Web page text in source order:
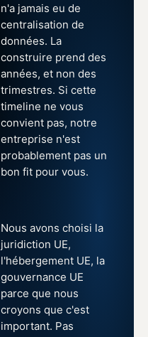
n'a jamais eu de
centralisation de
données. La
construire prend des
années, et non des
trimestres. Si cette
timeline ne vous
convient pas, notre
entreprise n'est
probablement pas un
bon fit pour vous.
Nous avons choisi la
juridiction UE,
l'hébergement UE, la
gouvernance UE
parce que nous
croyons que c'est
important. Pas